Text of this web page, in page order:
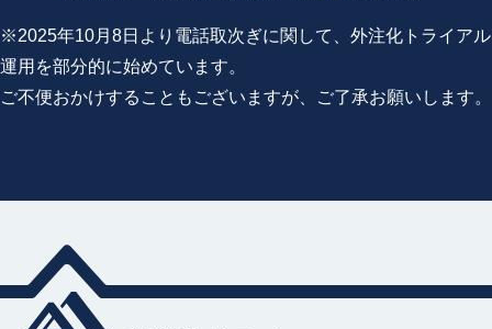
※2025年10月8日より電話取次ぎに関して、外注化トライアル
運用を部分的に始めています。
ご不便おかけすることもございますが、ご了承お願いします。